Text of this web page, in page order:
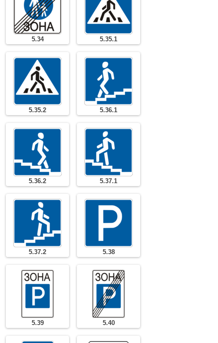
5.34 5.35.1
5.35.2 5.36.1
5.36.2 5.37.1
5.37.2 5.38
5.39 5.40